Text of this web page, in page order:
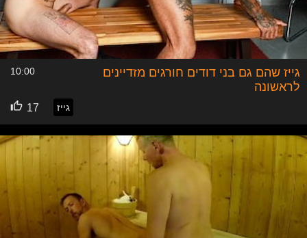
גייז שהם גם בני דודים חורגים מזדיינים
לראשונה
10:00
גייז 17